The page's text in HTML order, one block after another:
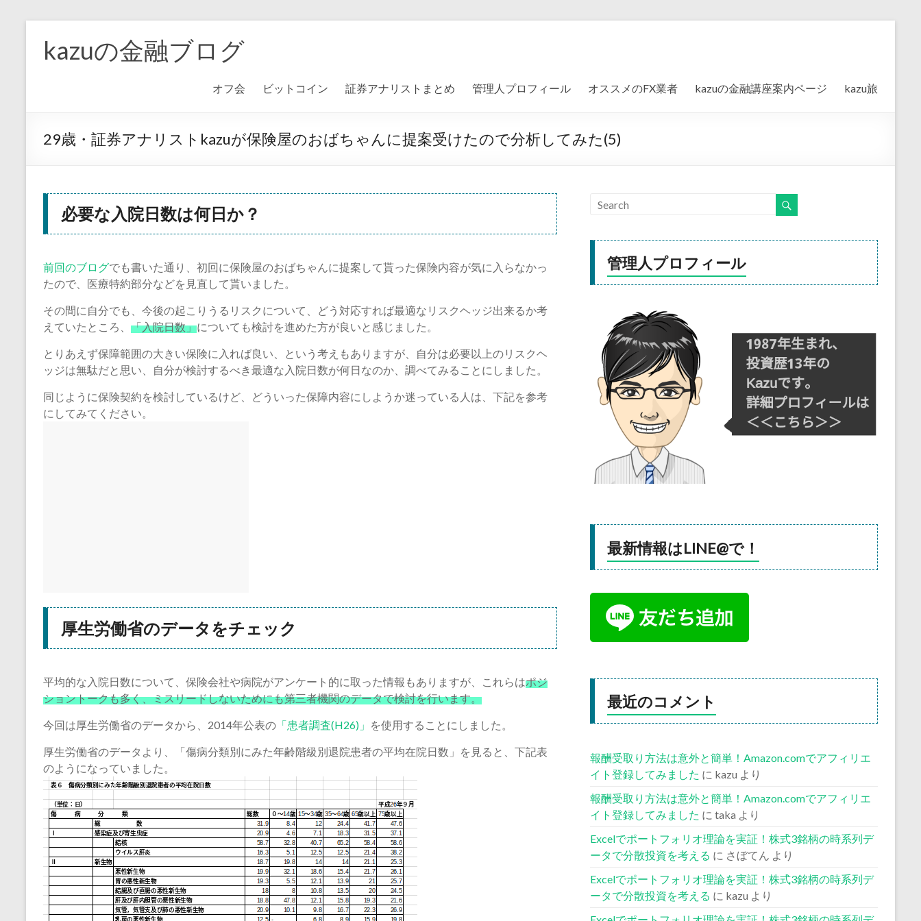
kazuの金融ブログ
オフ会 ビットコイン 証券アナリストまとめ 管理人プロフィール オススメのFX業者 kazuの金融講座案内ページ kazu旅
29歳・証券アナリストkazuが保険屋のおばちゃんに提案受けたので分析してみた(5)
必要な入院日数は何日か？
前回のブログでも書いた通り、初回に保険屋のおばちゃんに提案して貰った保険内容が気に入らなかっ
たので、医療特約部分などを見直して貰いました。
その間に自分でも、今後の起こりうるリスクについて、どう対応すれば最適なリスクヘッジ出来るか考
えていたところ、 「入院日数」についても検討を進めた方が良いと感じました。
とりあえず保障範囲の大きい保険に入れば良い、という考えもありますが、自分は必要以上のリスクヘ
ッジは無駄だと思い、自分が検討するべき最適な入院日数が何日なのか、調べてみることにしました。
同じように保険契約を検討しているけど、どういった保障内容にしようか迷っている人は、下記を参考
にしてみてください。
厚生労働省のデータをチェック
平均的な入院日数について、保険会社や病院がアンケート的に取った情報もありますが、これらはポジ
ショントークも多く、ミスリードしないためにも第三者機関のデータで検討を行います。
今回は厚生労働省のデータから、2014年公表の 「患者調査(H26)」 を使用することにしました。
厚生労働省のデータより、「傷病分類別にみた年齢階級別退院患者の平均在院日数」を見ると、下記表
のようになっていました。
管理人プロフィール
最新情報はLINE@で！
最近のコメント
報酬受取り方法は意外と簡単！Amazon.comでアフィリエ
イト登録してみました に kazu より
報酬受取り方法は意外と簡単！Amazon.comでアフィリエ
イト登録してみました に taka より
Excelでポートフォリオ理論を実証！株式3銘柄の時系列デ
ータで分散投資を考える に さぼてん より
Excelでポートフォリオ理論を実証！株式3銘柄の時系列デ
ータで分散投資を考える に kazu より